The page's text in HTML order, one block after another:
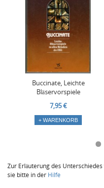
Buccinate, Leichte
Bläservorspiele
7,95 €
+ WARENKORB
Zur Erläuterung des
sie bitte in der Hilfe